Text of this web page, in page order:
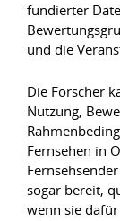
fundierter
und die
Die Forscher
Nutzung,
Fernsehen in
sogar bereit,
wenn sie